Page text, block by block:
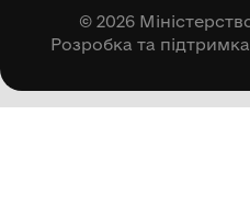
© 2026
Розробка та